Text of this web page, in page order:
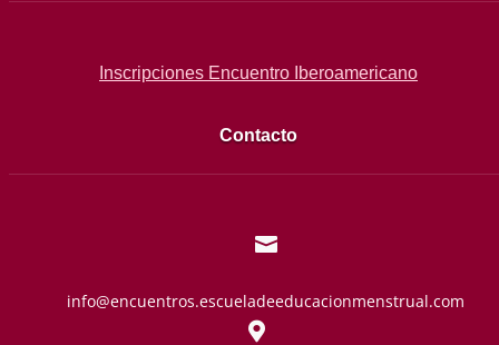
Inscripciones Encuentro Iberoamericano
Contacto

info@encuentros.escueladeeducacionmenstrual.com
